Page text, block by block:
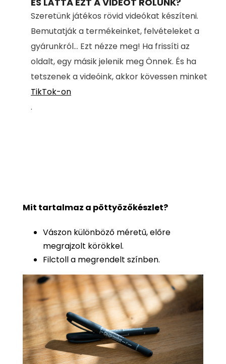
Szeretünk játékos rövid videókat készíteni.
Bemutatják a termékeinket, felvételeket a
gyárunkról... Ezt nézze meg! Ha frissíti az
oldalt, egy másik jelenik meg Önnek. És ha
tetszenek a videóink, akkor kövessen minket
TikTok-on
.
Mit tartalmaz a pöttyözőkészlet?
Vászon különböző méretű, előre
megrajzolt körökkel.
Filctoll a megrendelt színben.